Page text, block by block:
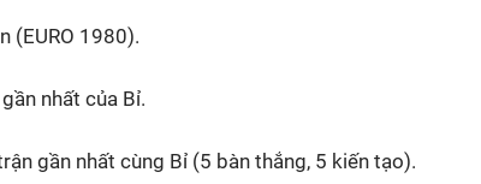
(EURO 1980).
nhất của Bỉ.
gần nhất cùng Bỉ (5 bàn thắng, 5 kiến tạo).